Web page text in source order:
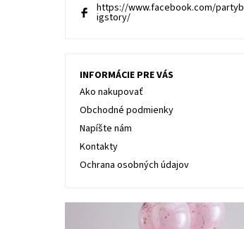
https://www.facebook.com/partyb
igstory/
INFORMÁCIE PRE VÁS
Ako nakupovať
Obchodné podmienky
Napíšte nám
Kontakty
Ochrana osobných údajov